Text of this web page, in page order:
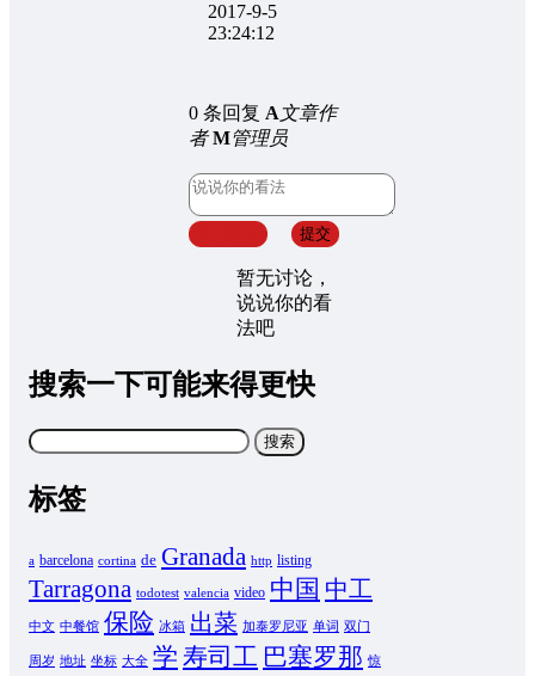
2017-9-5
23:24:12
0 条回复 A文章作
者 M管理员
提交
暂无讨论，
说说你的看
法吧
搜索一下可能来得更快
搜
标签
a barcelona cortina de Granada http listing
Tarragona todotest valencia video 中国 中工
中文 中餐馆 保险 冰箱 出菜 加泰罗尼亚 单词 双门
周岁 地址 坐标 大全 学 寿司工 巴塞罗那 惊